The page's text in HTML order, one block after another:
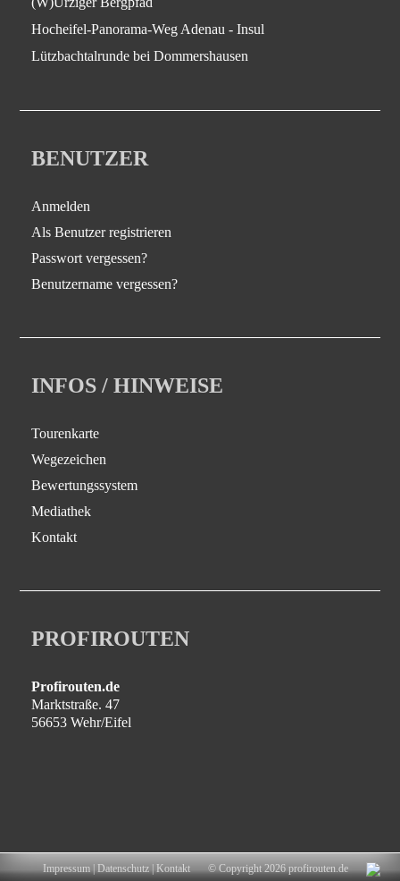
Hocheifel-Panorama-Weg Adenau - Insul
Lützbachtalrunde bei Dommershausen
BENUTZER
Anmelden
Als Benutzer registrieren
Passwort vergessen?
Benutzername vergessen?
INFOS / HINWEISE
Tourenkarte
Wegezeichen
Bewertungssystem
Mediathek
Kontakt
PROFIROUTEN
Profirouten.de
Marktstraße. 47
56653 Wehr/Eifel
© Copyright 2026 profirouten.de
Impressum| Datenschutz| Kontakt